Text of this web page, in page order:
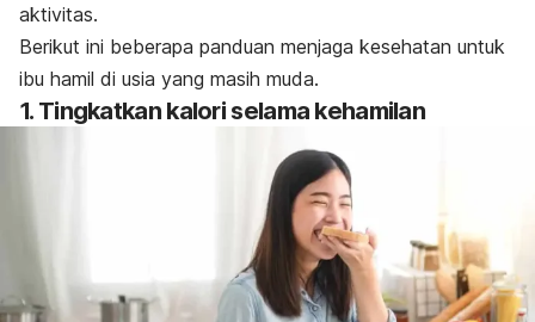
aktivitas.
Berikut ini beberapa panduan menjaga kesehatan untuk
ibu hamil di usia yang masih muda.
1. Tingkatkan kalori selama kehamilan